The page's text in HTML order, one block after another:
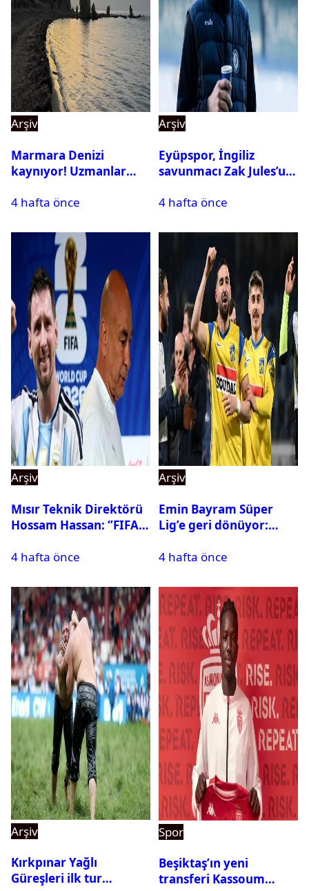
Arşiv
Marmara Denizi
kaynıyor! Uzmanlar
4 hafta önce
Arşiv
Eyüpspor, İngiliz
savunmacı Zak Jules’u
4 hafta önce
Arşiv
Mısır Teknik Direktörü
Hossam Hassan: ‘’FIFA,
istemiyor’’
4 hafta önce
Arşiv
Emin Bayram Süper
Lig’e geri dönüyor:
4 hafta önce
Arşiv
Kırkpınar Yağlı
Güreşleri ilk tur
Spor
Beşiktaş’ın yeni
transferi Kassoum